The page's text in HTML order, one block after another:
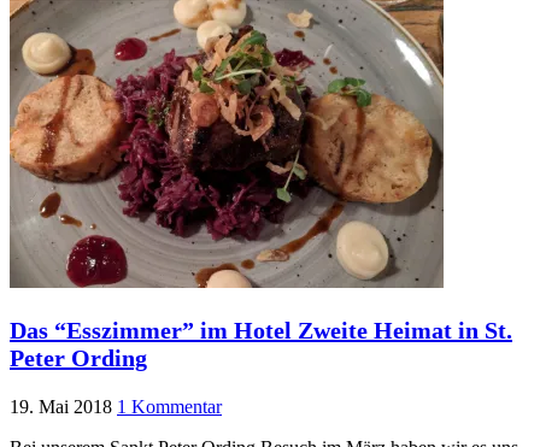
Das “Esszimmer” im Hotel Zweite Heimat in St.
Peter Ording
19. Mai 2018 1 Kommentar